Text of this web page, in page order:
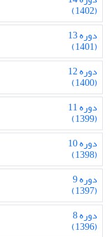
(1402)
دوره 13
(1401)
دوره 12
(1400)
دوره 11
(1399)
دوره 10
(1398)
دوره 9
(1397)
دوره 8
(1396)